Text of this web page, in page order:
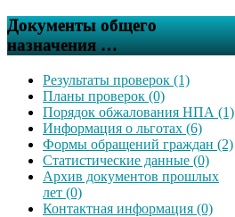
Документы общего
назначения …
Результаты проверок (1)
Планы проверок (0)
Порядок обжалования НПА (1)
Информация о льготах (6)
Формы обращений граждан (2)
Статистические данные (0)
Архив документов прошлых
лет (0)
Контактная информация (0)